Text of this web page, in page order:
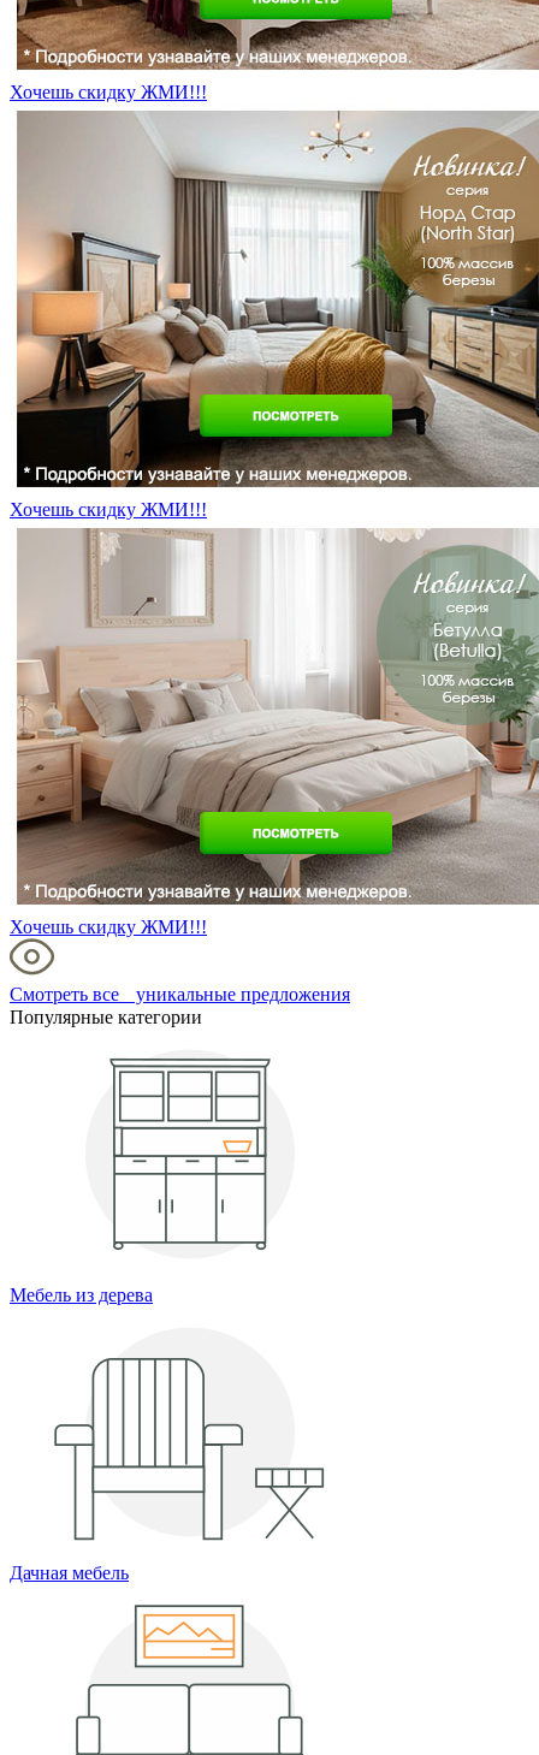
Хочешь скидку ЖМИ!!!
Хочешь скидку ЖМИ!!!
Хочешь скидку ЖМИ!!!
Смотреть все уникальные предложения
Популярные категории
Мебель из дерева
Дачная мебель